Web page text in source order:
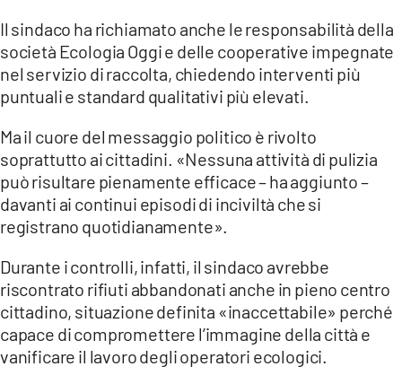
Il sindaco ha richiamato anche le responsabilità della
società Ecologia Oggi e delle cooperative impegnate
nel servizio di raccolta, chiedendo interventi più
puntuali e standard qualitativi più elevati.
Ma il cuore del messaggio politico è rivolto
soprattutto ai cittadini. «Nessuna attività di pulizia
può risultare pienamente efficace – ha aggiunto –
davanti ai continui episodi di inciviltà che si
registrano quotidianamente».
Durante i controlli, infatti, il sindaco avrebbe
riscontrato rifiuti abbandonati anche in pieno centro
cittadino, situazione definita «inaccettabile» perché
capace di compromettere l’immagine della città e
vanificare il lavoro degli operatori ecologici.